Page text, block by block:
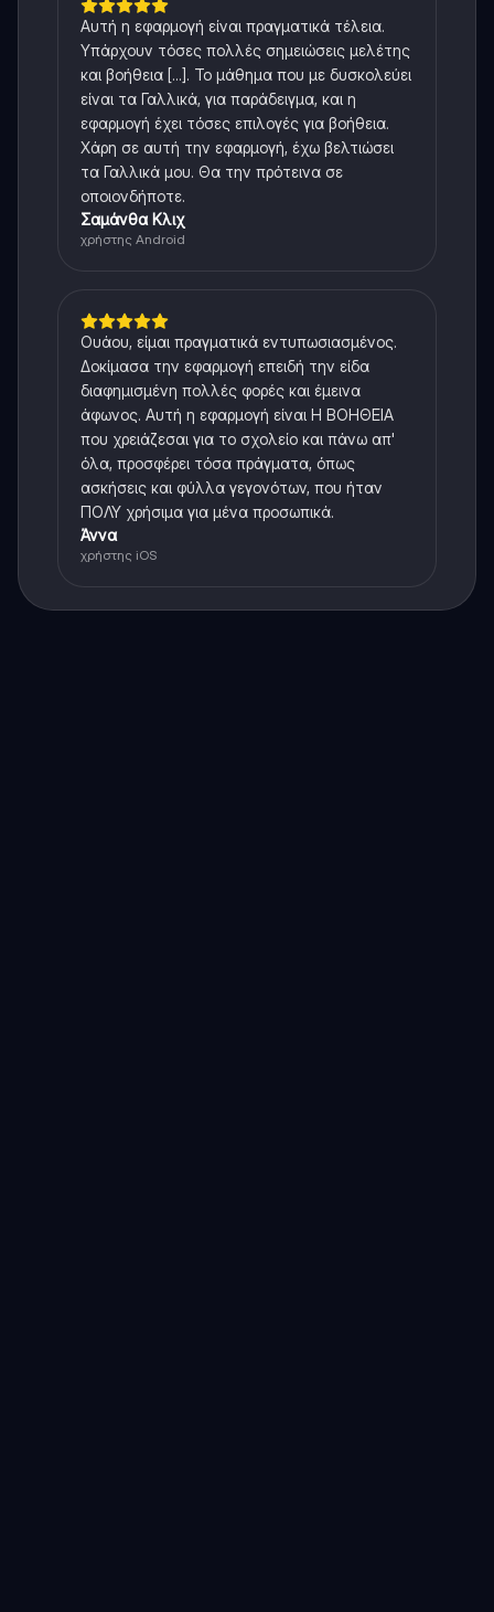
Αυτή η εφαρμογή είναι πραγματικά τέλεια.
Υπάρχουν τόσες πολλές σημειώσεις μελέτης
και βοήθεια [...]. Το μάθημα που με δυσκολεύει
είναι τα Γαλλικά, για παράδειγμα, και η
εφαρμογή έχει τόσες επιλογές για βοήθεια.
Χάρη σε αυτή την εφαρμογή, έχω βελτιώσει
τα Γαλλικά μου. Θα την πρότεινα σε
οποιονδήποτε.
Σαμάνθα Κλιχ
χρήστης Android
Ουάου, είμαι πραγματικά εντυπωσιασμένος.
Δοκίμασα την εφαρμογή επειδή την είδα
διαφημισμένη πολλές φορές και έμεινα
άφωνος. Αυτή η εφαρμογή είναι Η ΒΟΗΘΕΙΑ
που χρειάζεσαι για το σχολείο και πάνω απ'
όλα, προσφέρει τόσα πράγματα, όπως
ασκήσεις και φύλλα γεγονότων, που ήταν
ΠΟΛΥ χρήσιμα για μένα προσωπικά.
Άννα
χρήστης iOS